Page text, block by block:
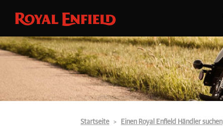
Startseite Einen Royal Enfield Händler suchen